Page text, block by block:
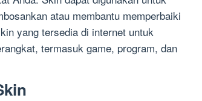
atau membantu memperbaiki
yang tersedia di internet untuk
termasuk game, program, dan